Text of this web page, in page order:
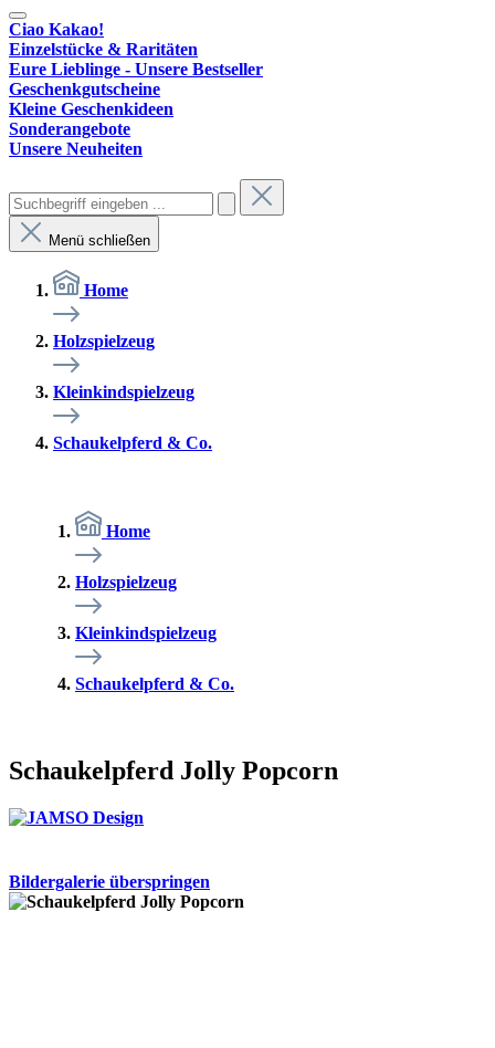
Ciao Kakao!
Einzelstücke & Raritäten
Eure Lieblinge - Unsere Bestseller
Geschenkgutscheine
Kleine Geschenkideen
Sonderangebote
Unsere Neuheiten
Menü schließen
Home
Holzspielzeug
Kleinkindspielzeug
Schaukelpferd & Co.
Home
Holzspielzeug
Kleinkindspielzeug
Schaukelpferd & Co.
Schaukelpferd Jolly Popcorn
Bildergalerie überspringen